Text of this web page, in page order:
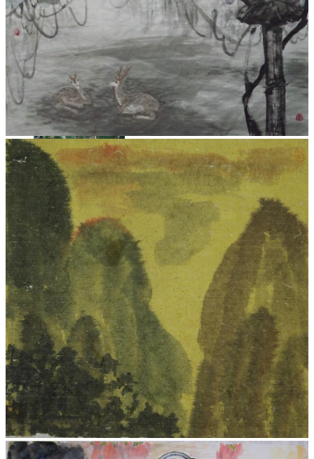
福富久远145x366c
红润天源
福临富境90x246cm
生息之合68x68cm
天香生观67x67cm
净蕴无尘